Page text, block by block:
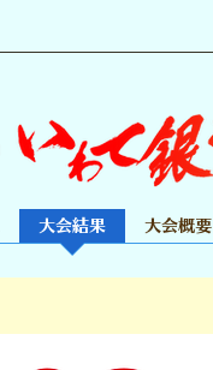
大会結果 大会概要